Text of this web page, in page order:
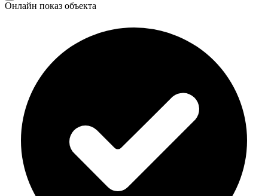
Онлайн показ объекта